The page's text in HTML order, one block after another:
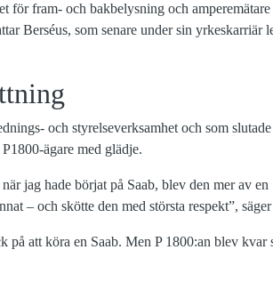
för fram- och bakbelysning och
Berséus, som senare under sin yrkeskarriär
och styrelseverksamhet och som
ägare med glädje.
jag hade börjat på Saab, blev den mer av en
– och skötte den med största respekt”,
på att köra en Saab. Men P 1800:an blev kvar